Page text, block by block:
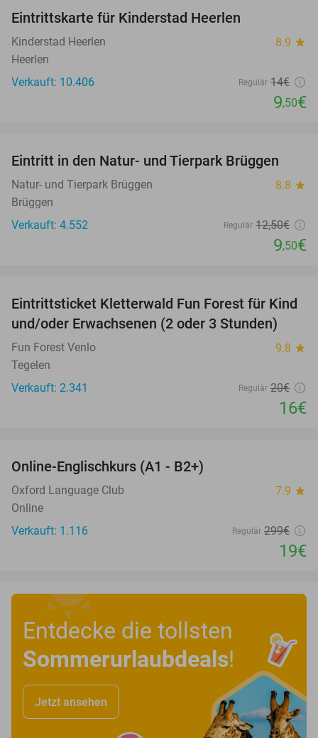
Eintrittskarte für Kinderstad Heerlen
Kinderstad Heerlen 8.9 star
Heerlen
Verkauft: 10.406
Regulär 14€
9,50€
24%
Eintritt in den Natur- und Tierpark Brüggen
Natur- und Tierpark Brüggen 8.8 star
Brüggen
Verkauft: 4.552
Regulär 12,50€
9,50€
20%
Eintrittsticket Kletterwald Fun Forest für Kind
und/oder Erwachsenen (2 oder 3 Stunden)
Fun Forest Venlo 9.8 star
Tegelen
Verkauft: 2.341
Regulär 20€
16€
Online-Englischkurs (A1 - B2+)
Oxford Language Club 7.9 star
Online
Verkauft: 1.116
Regulär 299€
19€
Entdecke die tollsten
Sommerurlaubdeals!
Jetzt ansehen